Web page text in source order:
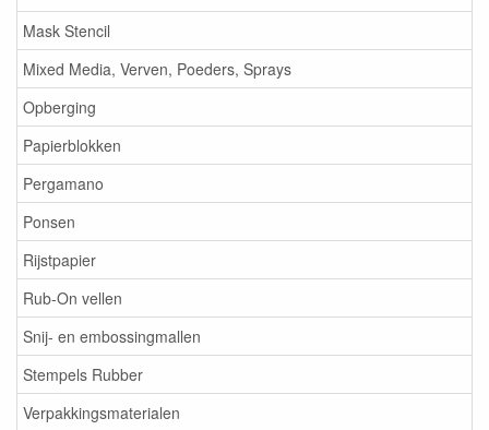
Mask Stencil
Mixed Media, Verven, Poeders, Sprays
Opberging
Papierblokken
Pergamano
Ponsen
Rijstpapier
Rub-On vellen
Snij- en embossingmallen
Stempels Rubber
Verpakkingsmaterialen